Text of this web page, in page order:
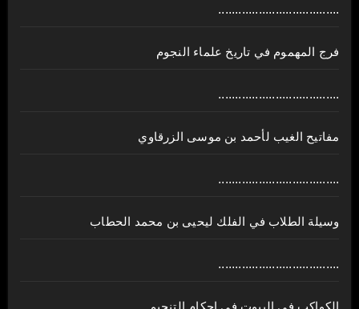
....................................
فرج المهموم في تاريخ علماء النجوم
....................................
مفاتيح الغيب لأحمد بن موسى الزرقاوي
....................................
وسيلة الطلاب في الفلك ليحيى بن محمد الحطاب
....................................